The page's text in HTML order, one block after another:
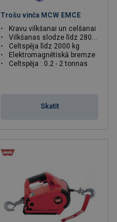
Trošu vinča MCW EMCE
Kravu vilkšanai un celšanai
Vilkšanas slodze līdz 2800 kg
Celtspēja līdz 2000 kg
Elektromagnētiskā bremze
Celtspēja : 0.2 - 2 tonnas
Skatīt